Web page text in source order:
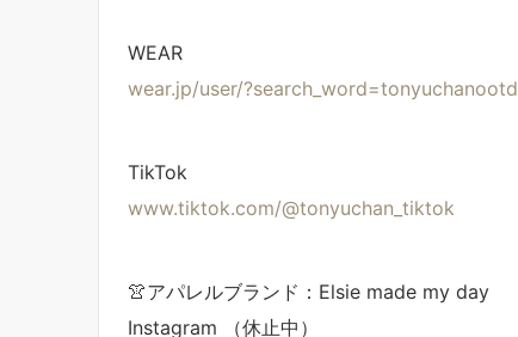
WEAR
wear.jp/user/?search_word=tonyuchanootd
TikTok
www.tiktok.com/@tonyuchan_tiktok
👚アパレルブランド：Elsie made my day
Instagram （休止中）